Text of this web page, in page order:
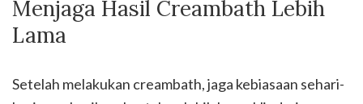
Menjaga Hasil Creambath Lebih
Lama
Setelah melakukan creambath, jaga kebiasaan sehari-